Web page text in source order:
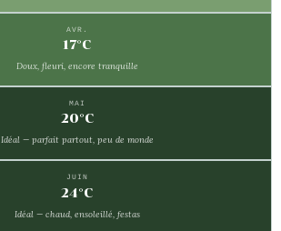
AVR.
17°C
Doux, fleuri, encore tranquille
MAI
20°C
Idéal — parfait partout, peu de monde
JUIN
24°C
Idéal — chaud, ensoleillé, festas